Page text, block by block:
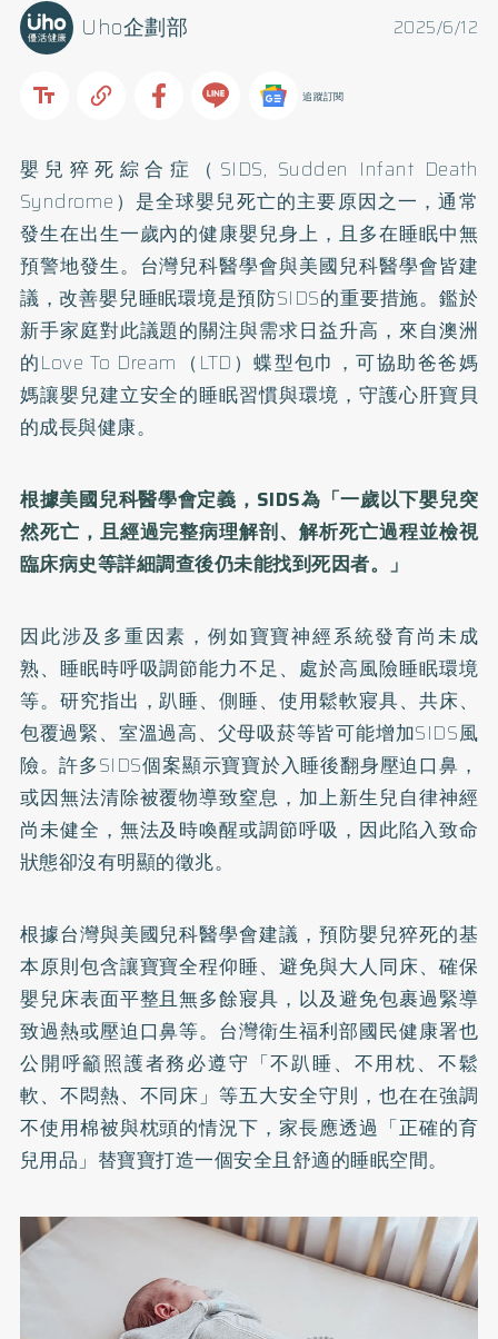
2025/6/12
Uho企劃部
追蹤訂閱
嬰兒猝死綜合症（SIDS, Sudden Infant Death
Syndrome）是全球嬰兒死亡的主要原因之一，通常
發生在出生一歲內的健康嬰兒身上，且多在睡眠中無
預警地發生。台灣兒科醫學會與美國兒科醫學會皆建
議，改善嬰兒睡眠環境是預防SIDS的重要措施。鑑於
新手家庭對此議題的關注與需求日益升高，來自澳洲
的Love To Dream（LTD）蝶型包巾，可協助爸爸媽
媽讓嬰兒建立安全的睡眠習慣與環境，守護心肝寶貝
的成長與健康。
根據美國兒科醫學會定義，SIDS為「一歲以下嬰兒突
然死亡，且經過完整病理解剖、解析死亡過程並檢視
臨床病史等詳細調查後仍未能找到死因者。」
因此涉及多重因素，例如寶寶神經系統發育尚未成
熟、睡眠時呼吸調節能力不足、處於高風險睡眠環境
等。研究指出，趴睡、側睡、使用鬆軟寢具、共床、
包覆過緊、室溫過高、父母吸菸等皆可能增加SIDS風
險。許多SIDS個案顯示寶寶於入睡後翻身壓迫口鼻，
或因無法清除被覆物導致窒息，加上新生兒自律神經
尚未健全，無法及時喚醒或調節呼吸，因此陷入致命
狀態卻沒有明顯的徵兆。
根據台灣與美國兒科醫學會建議，預防嬰兒猝死的基
本原則包含讓寶寶全程仰睡、避免與大人同床、確保
嬰兒床表面平整且無多餘寢具，以及避免包裹過緊導
致過熱或壓迫口鼻等。台灣衛生福利部國民健康署也
公開呼籲照護者務必遵守「不趴睡、不用枕、不鬆
軟、不悶熱、不同床」等五大安全守則，也在在強調
不使用棉被與枕頭的情況下，家長應透過「正確的育
兒用品」替寶寶打造一個安全且舒適的睡眠空間。